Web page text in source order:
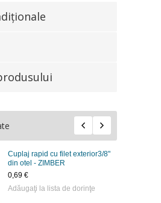
Cuplaj rapid cu filet exterior3/8"
din otel - ZIMBER
0,69 €
Adăugaţi la lista de dorinţe